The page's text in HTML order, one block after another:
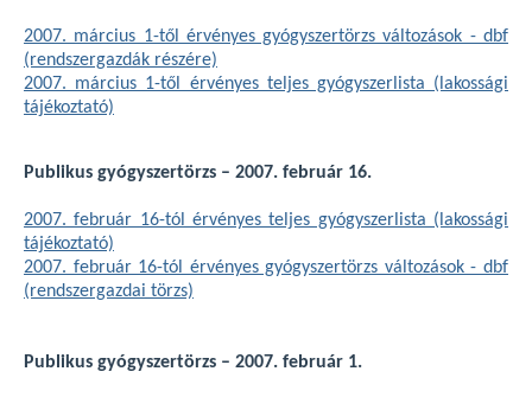
2007. március 1-től érvényes gyógyszertörzs változások - dbf
(rendszergazdák részére)
2007. március 1-től érvényes teljes gyógyszerlista (lakossági
tájékoztató)
Publikus gyógyszertörzs – 2007. február 16.
2007. február 16-tól érvényes teljes gyógyszerlista (lakossági
tájékoztató)
2007. február 16-tól érvényes gyógyszertörzs változások - dbf
(rendszergazdai törzs)
Publikus gyógyszertörzs – 2007. február 1.